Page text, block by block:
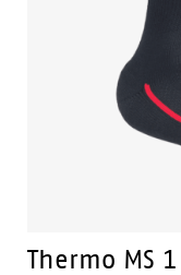
Thermo MS 1